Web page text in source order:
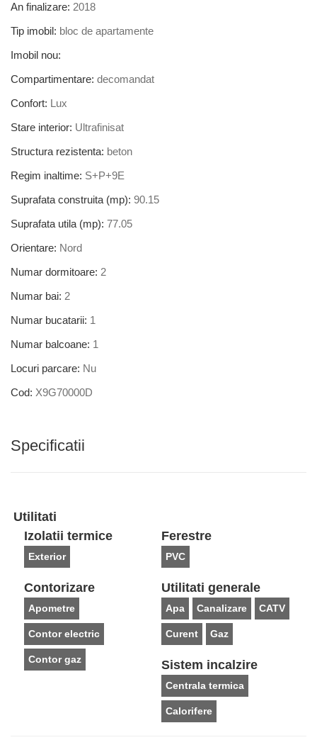
An finalizare: 2018
Tip imobil: bloc de apartamente
Imobil nou:
Compartimentare: decomandat
Confort: Lux
Stare interior: Ultrafinisat
Structura rezistenta: beton
Regim inaltime: S+P+9E
Suprafata construita (mp): 90.15
Suprafata utila (mp): 77.05
Orientare: Nord
Numar dormitoare: 2
Numar bai: 2
Numar bucatarii: 1
Numar balcoane: 1
Locuri parcare: Nu
Cod: X9G70000D
Specificatii
Utilitati
Izolatii termice
Exterior
Ferestre
PVC
Contorizare
Apometre
Contor electric
Contor gaz
Utilitati generale
Apa Canalizare CATV
Curent Gaz
Sistem incalzire
Centrala termica
Calorifere